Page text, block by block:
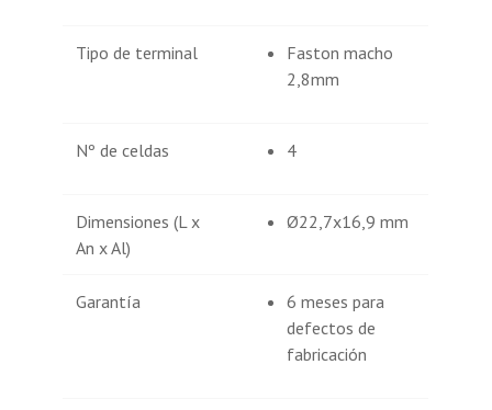
Tipo de terminal
Faston macho
2,8mm
Nº de celdas 4
Dimensiones (L x
An x Al)
Ø22,7x16,9 mm
Garantía
6 meses para
defectos de
fabricación